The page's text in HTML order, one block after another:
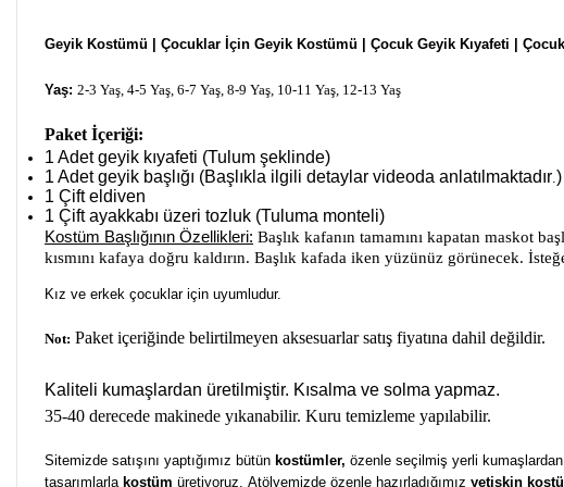
Geyik Kostümü | Çocuklar İçin Geyik Kostümü | Çocuk Geyik Kıyafeti |
Yaş: 2-3 Yaş, 4-5 Yaş, 6-7 Yaş, 8-9 Yaş, 10-11 Yaş, 12-13 Yaş
Paket İçeriği:
1 Adet geyik kıyafeti (Tulum şeklinde)
1 Adet geyik başlığı (Başlıkla ilgili detaylar videoda anlatılmaktadır.)
1 Çift eldiven
1 Çift ayakkabı üzeri tozluk (Tuluma monteli)
Kostüm Başlığının Özellikleri: Başlık kafanın tamamını kapatan maskot
kısmını kafaya doğru kaldırın. Başlık kafada iken yüzünüz görünecek.
Kız ve erkek çocuklar için uyumludur.
Not: Paket içeriğinde belirtilmeyen aksesuarlar satış fiyatına dahil değildir.
Kaliteli kumaşlardan üretilmiştir. Kısalma ve solma yapmaz.
35-40 derecede makinede yıkanabilir. Kuru temizleme yapılabilir.
Sitemizde satışını yaptığımız bütün kostümler, özenle seçilmiş yerli kumaşlardan
tasarımlarla kostüm üretiyoruz. Atölyemizde özenle hazırladığımız yetişkin